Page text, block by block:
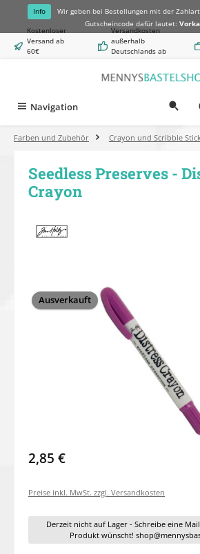
springen
Info Wir geben bei Bestellungen mit der Zahlart
Gutscheincode dafür lautet:
Kostenloser
Versand ab
60€
Versandkosten
außerhalb
Deutschlands ab
Navigation
Farben und Zubehör Crayon und Scribble
Seedless Preserves -
Crayon
Bildergalerie überspringen
Ausverkauft
2,85 €
Preise inkl. MwSt. zzgl. Versandkosten
Derzeit nicht auf Lager - Schreibe eine
Produkt wünscht!